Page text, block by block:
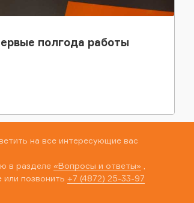
полгода работы
на все интересующие вас
в разделе «Вопросы и ответы»
или позвонить +7 (4872) 25-33-97